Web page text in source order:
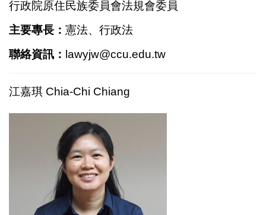
行政院原住民族委員會法規會委員
主要專長： 憲法、行政法
聯絡資訊： lawyjw@ccu.edu.tw
江嘉琪 Chia-Chi Chiang